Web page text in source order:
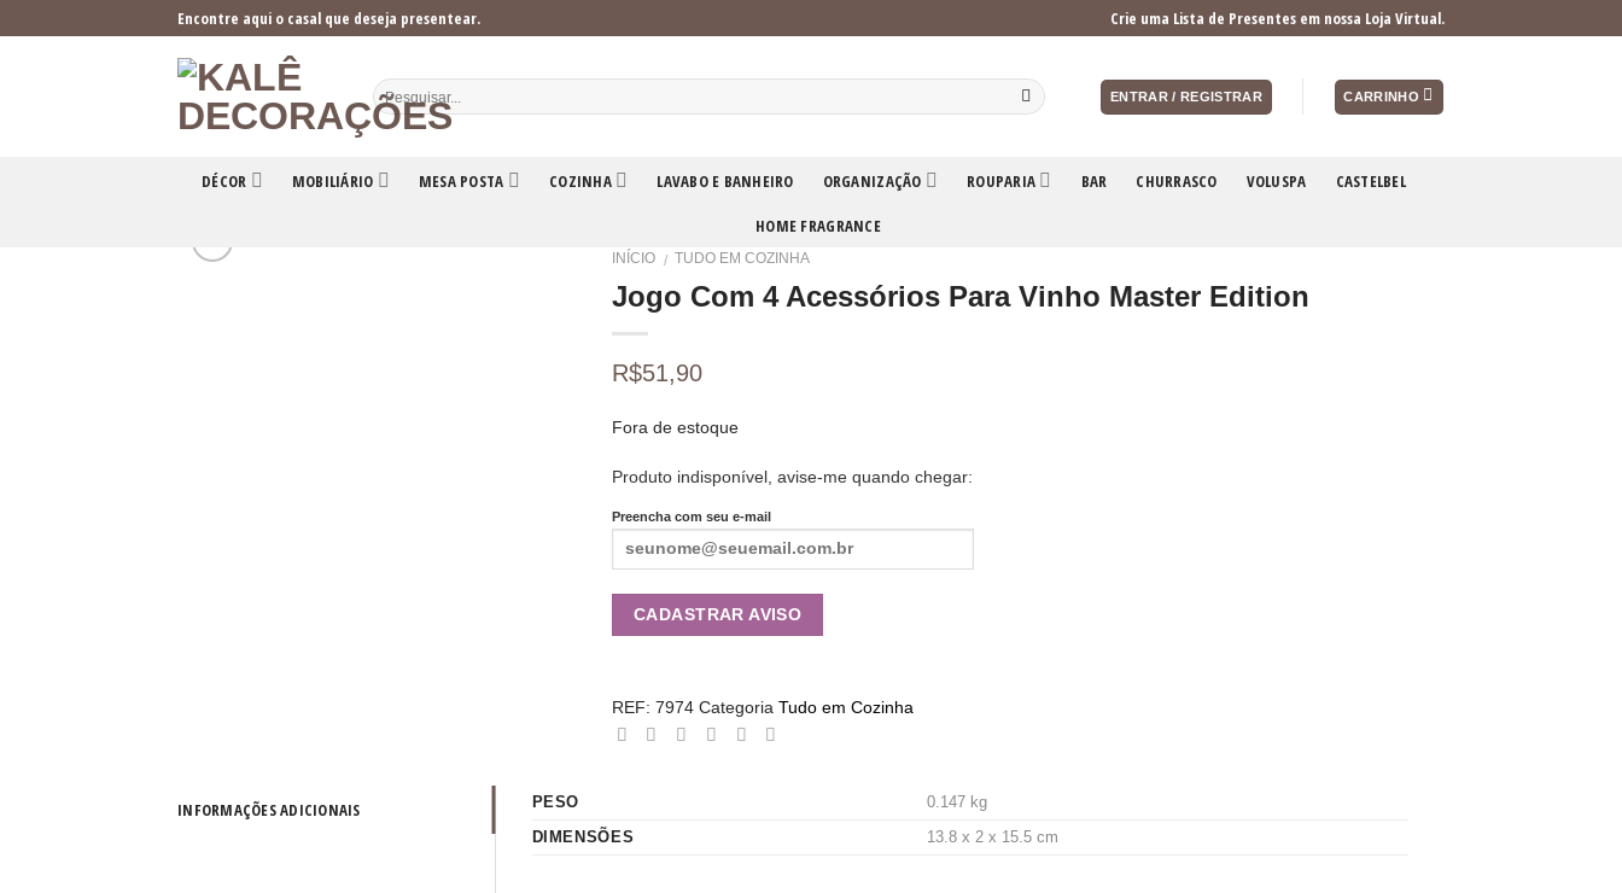
to
Encontre aqui o casal que deseja presentear. Crie uma Lista de Presentes em nossa Loja Virtual.
ENTRAR / REGISTRAR CARRINHO
DÉCOR MOBILIÁRIO MESA POSTA COZINHA LAVABO E BANHEIRO ORGANIZAÇÃO ROUPARIA BAR CHURRASCO VOLUSPA CASTELBEL
HOME FRAGRANCE
INÍCIO / TUDO EM COZINHA
Jogo Com 4 Acessórios Para Vinho Master Edition
R$51,90
Fora de estoque
Produto indisponível, avise-me quando chegar:
Preencha com seu e-mail
REF: 7974 Categoria Tudo em Cozinha
INFORMAÇÕES ADICIONAIS PESO
0.147 kg
DIMENSÕES
13.8 x 2 x 15.5 cm